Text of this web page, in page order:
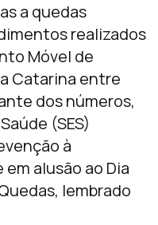
a quedas
realizados
Móvel de
Catarina entre
dos números,
(SES)
à
alusão ao Dia
lembrado